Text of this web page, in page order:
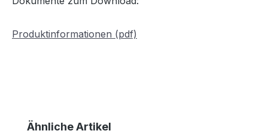
Produktinformationen (pdf)
Produktgalerie überspringen
Ähnliche Artikel